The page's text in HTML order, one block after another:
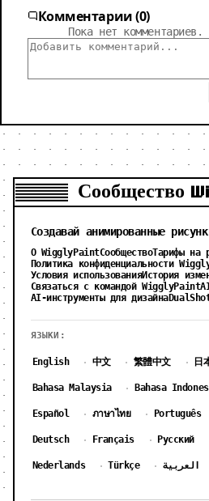
Комментарии (0)
Пока нет комментариев.
Сообщество
Создавай анимированные
О WigglyPaintСообществоТарифы на
Политика конфиденциальности
Условия использованияИстория
Связаться с командой WigglyPaint
AI-инструменты для дизайна
ЯЗЫКИ:
English · 中文 · 繁體中文 · 日
Bahasa Malaysia · Bahasa
Español · ภาษาไทย · Português
Deutsch · Français · Русский
Nederlands · Türkçe · العربية